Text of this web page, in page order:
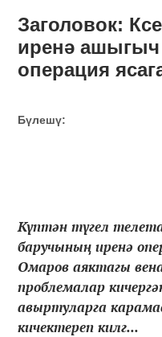
Заголовок:
иренә
операция
Бүлешү:
Күптән түгел
баручының иренә
Омаров аяктагы
проблемалар
авыртуларга
кичектереп килг...